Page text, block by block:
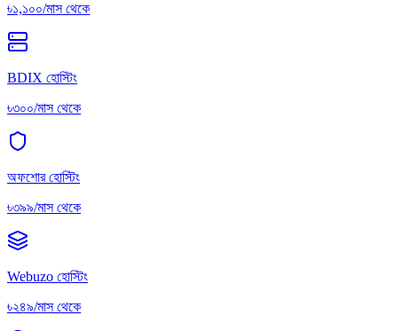
৳১,১০০/মাস থেকে
BDIX হোস্টিং
৳৩০০/মাস থেকে
অফশোর হোস্টিং
৳৩৯৯/মাস থেকে
Webuzo হোস্টিং
৳২৪৯/মাস থেকে